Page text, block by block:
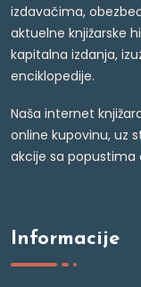
izdavačima,
aktuelne knjižarske
kapitalna izdanja,
enciklopedije.
Naša internet
online kupovinu, uz
akcije sa popustima
Informacije